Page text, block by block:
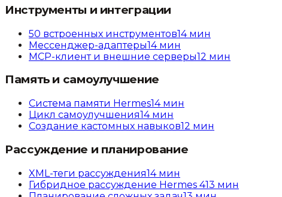
Инструменты и интеграции
50 встроенных инструментов14мин
Мессенджер-адаптеры14мин
MCP-клиент и внешние серверы12 мин
Память и самоулучшение
Система памяти Hermes14мин
Цикл самоулучшения14мин
Создание кастомных навыков12 мин
Рассуждение и планирование
XML-теги рассуждения14мин
Гибридное рассуждение Hermes 413 мин